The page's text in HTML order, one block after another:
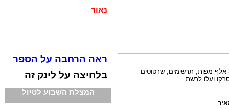
רשות העתיקות בפרויקט מיוחד למתעניינים ולציבור. 36 אלף מפות, תרשימים, שרטוטים
ועלו לרשת.
נאור
ראה הרחבה על הספר
בלחיצה על לינק זה
המצלת השבוע לטיול